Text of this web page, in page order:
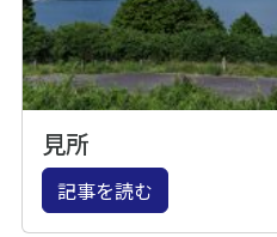
見所
記事を読む